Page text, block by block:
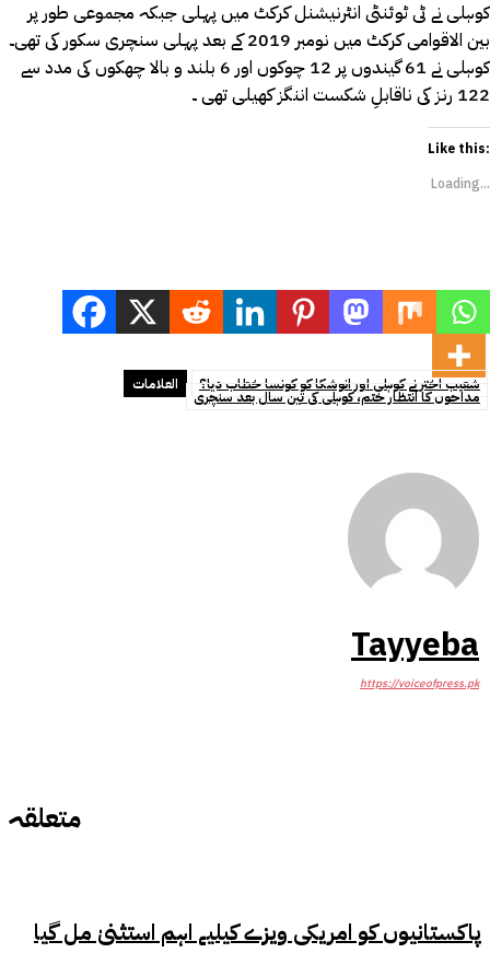
متعلقہ
پاکستانیوں کو امریکی ویزے کیلیے اہم استثنیٰ مل گیا
کوہلی نے ٹی ٹوئنٹی انٹرنیشنل کرکٹ میں پہلی جبکہ مجموعی طور پر
بین الاقوامی کرکٹ میں نومبر 2019 کے بعد پہلی سنچری سکور کی تھی۔
کوہلی نے 61 گیندوں پر 12 چوکوں اور 6 بلند و بالا چھکوں کی مدد سے
122 رنز کی ناقابلِ شکست اننگز کھیلی تھی ۔
Like this:
Loading...
العلامات شعیب اختر نے کوہلی اور انوشکا کو کونسا خطاب دیا؟
مداحوں کا انتظار ختم، کوہلی کی تین سال بعد سنچری
Tayyeba
https://voiceofpress.pk